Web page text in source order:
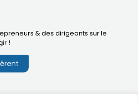
& des dirigeants sur le
!